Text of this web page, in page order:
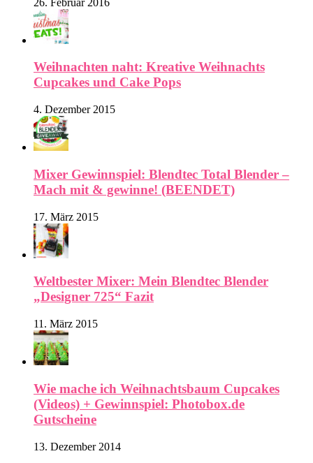
Weihnachten naht: Kreative Weihnachts
Cupcakes und Cake Pops
4. Dezember 2015
Mixer Gewinnspiel: Blendtec Total Blender –
Mach mit & gewinne! (BEENDET)
17. März 2015
Weltbester Mixer: Mein Blendtec Blender
„Designer 725“ Fazit
11. März 2015
Wie mache ich Weihnachtsbaum Cupcakes
(Videos) + Gewinnspiel: Photobox.de
Gutscheine
13. Dezember 2014